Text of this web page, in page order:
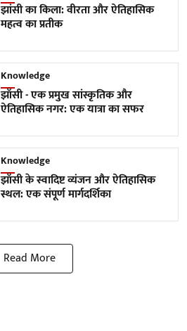
झांसी का किला: वीरता और ऐतिहासिक
महत्व का प्रतीक
Knowledge
झाँसी - एक प्रमुख सांस्कृतिक और
ऐतिहासिक नगर: एक यात्रा का सफर
Knowledge
झाँसी के स्वादिष्ट व्यंजन और ऐतिहासिक
स्थल: एक संपूर्ण मार्गदर्शिका
Read More